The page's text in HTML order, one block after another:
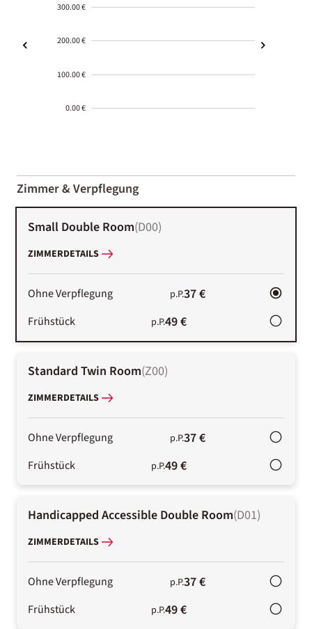
300.00 €
200.00 €
100.00 €
0.00 €
01-02
Zimmer & Verpflegung
Small Double Room(D00)
ZIMMERDETAILS
Ohne Verpflegung p.P.37 €
Frühstück p.P.49 €
Standard Twin Room(Z00)
ZIMMERDETAILS
Ohne Verpflegung p.P.37 €
Frühstück p.P.49 €
Handicapped Accessible Double Room(D01)
ZIMMERDETAILS
Ohne Verpflegung p.P.37 €
Frühstück p.P.49 €